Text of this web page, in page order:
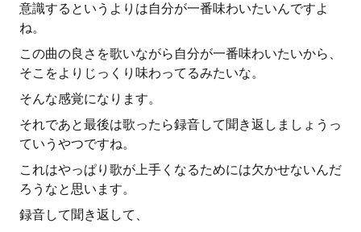
意識するというよりは自分が一番味わいたいんですよ
ね。
この曲の良さを歌いながら自分が一番味わいたいから、
そこをよりじっくり味わってるみたいな。
そんな感覚になります。
それであと最後は歌ったら録音して聞き返しましょうっ
ていうやつですね。
これはやっぱり歌が上手くなるためには欠かせないんだ
ろうなと思います。
録音して聞き返して、